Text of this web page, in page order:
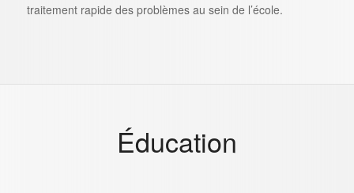
traitement rapide des problèmes au sein de l’école.
Éducation